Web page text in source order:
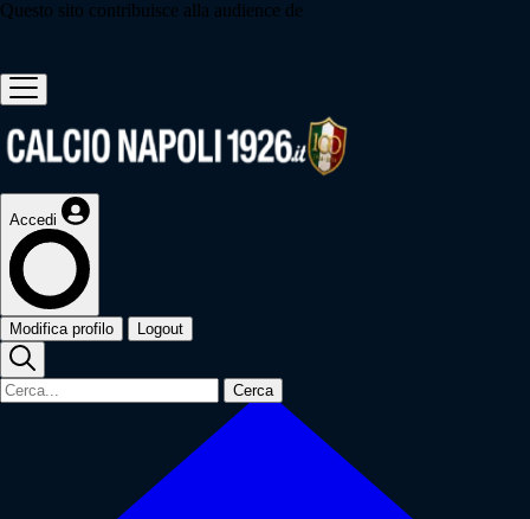
Questo sito contribuisce alla audience de
Accedi
Modifica profilo Logout
Cerca